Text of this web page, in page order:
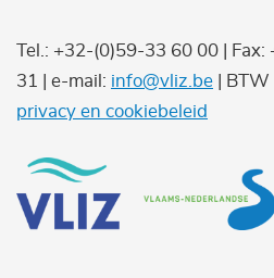
Tel.: +32-(0)59-33 60 00 | Fax:
31 | e-mail: info@vliz.be |
privacy en cookiebeleid